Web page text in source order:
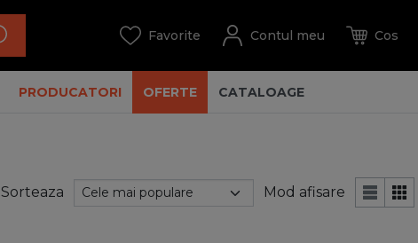
PRODUCATORI OFERTE CATALOAGE
Sorteaza Mod afisare